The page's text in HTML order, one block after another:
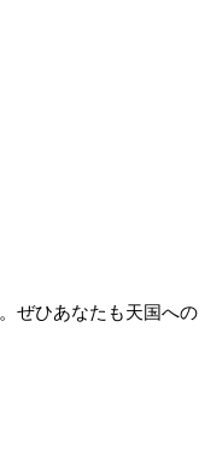
ぜひあなたも天国への